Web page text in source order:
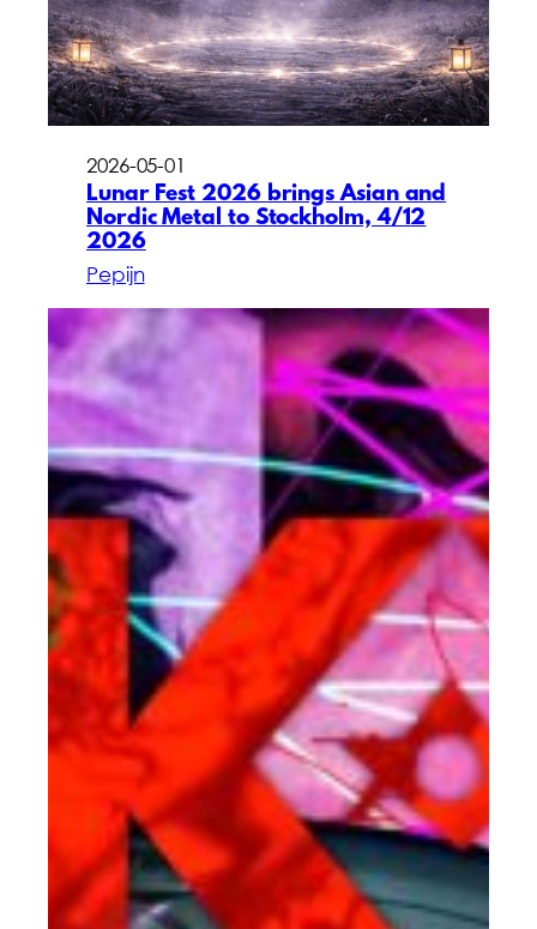
2026-05-01
Lunar Fest 2026 brings Asian and
Nordic Metal to Stockholm, 4/12
2026
Pepijn